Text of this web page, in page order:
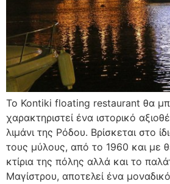
Το Kontiki floating restaurant θα
χαρακτηριστεί ένα ιστορικό
λιμάνι της Ρόδου. Βρίσκεται στο
τους μύλους, από το 1960 και με
κτίρια της πόλης αλλά και το
Μαγίστρου, αποτελεί ένα μοναδικό